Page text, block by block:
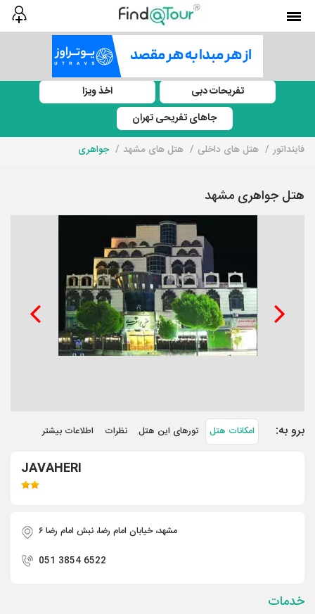
تفریحات دبی
اخذ ویزا
جاهای تفریحی تهران
فاینداتور هتل های داخلی هتل های مشهد جواهری
هتل جواهری مشهد
برو به: امکانات هتل تورهای این هتل نظرات اطلاعات بیشتر
JAVAHERI
مشهد، خیابان امام رضا، نبش امام رضا ۶
051 3854 6522
خدمات